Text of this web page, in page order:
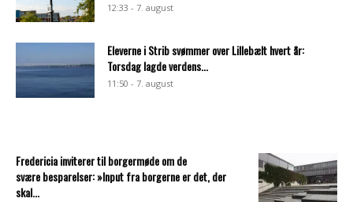
12:33 - 7. august
Eleverne i Strib svømmer over Lillebælt hvert år:
Torsdag lagde verdens...
11:50 - 7. august
Fredericia inviterer til borgermøde om de
svære besparelser: »Input fra borgerne er det, der
skal...